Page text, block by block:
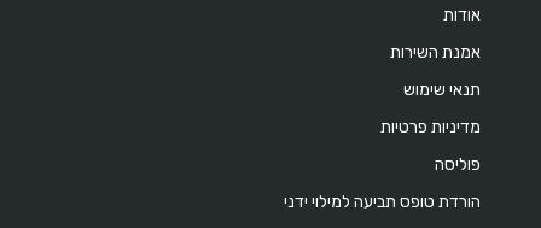
אודות
אמנת השירות
תנאי שימוש
מדיניות פרטיות
פוליסה
הורדת טופס תביעה למילוי ידני